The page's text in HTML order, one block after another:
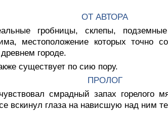
ОТ АВТОРА
гробницы, склепы,
местоположение которых точно
городе.
существует по сию пору.
ПРОЛОГ
смрадный запах горелого
вскинул глаза на нависшую над ним